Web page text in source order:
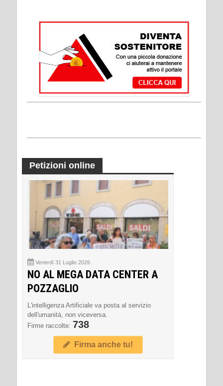
Petizioni online
Venerdì 31 Luglio 2026
NO AL MEGA DATA CENTER A
POZZAGLIO
L'intelligenza Artificiale va posta al servizio
dell'umanità, non viceversa.
Firme raccolte: 738
Firma anche tu!